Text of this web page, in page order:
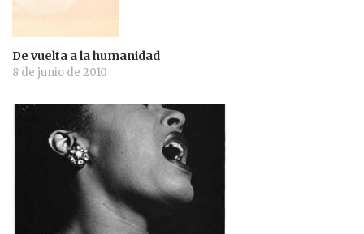
De vuelta a la humanidad
8 de junio de 2010